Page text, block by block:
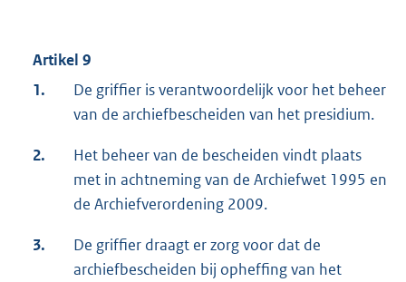
Artikel 9
1.
De griffier is verantwoordelijk voor het beheer
van de archiefbescheiden van het presidium.
2.
Het beheer van de bescheiden vindt plaats
met in achtneming van de Archiefwet 1995 en
de Archiefverordening 2009.
3.
De griffier draagt er zorg voor dat de
archiefbescheiden bij opheffing van het